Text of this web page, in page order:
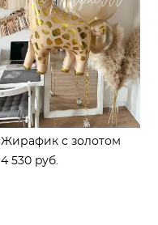
Жирафик с золотом
4 530 pуб.